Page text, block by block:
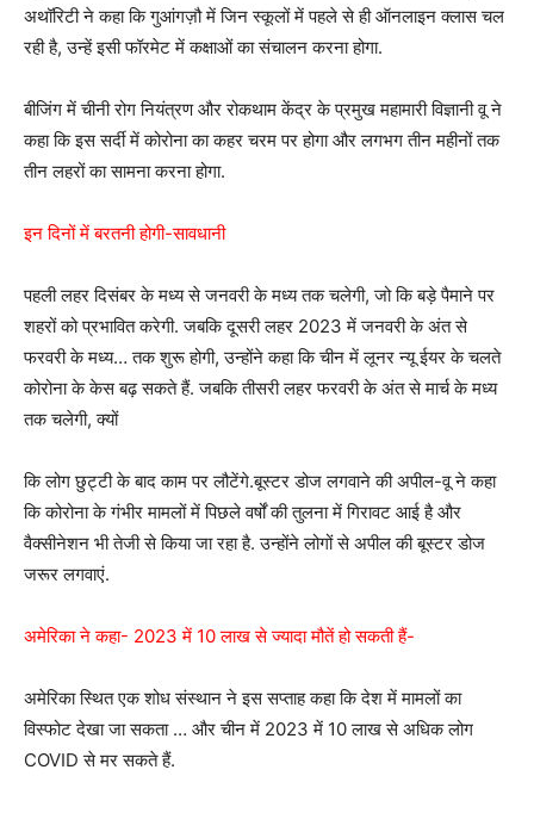
अथॉरिटी ने कहा कि गुआंगज़ौ में जिन स्कूलों में पहले से ही ऑनलाइन क्लास चल
रही है, उन्हें इसी फॉरमेट में कक्षाओं का संचालन करना होगा.
बीजिंग में चीनी रोग नियंत्रण और रोकथाम केंद्र के प्रमुख महामारी विज्ञानी वू ने
कहा कि इस सर्दी में कोरोना का कहर चरम पर होगा और लगभग तीन महीनों तक
तीन लहरों का सामना करना होगा.
इन दिनों में बरतनी होगी-सावधानी
पहली लहर दिसंबर के मध्य से जनवरी के मध्य तक चलेगी, जो कि बड़े पैमाने पर
शहरों को प्रभावित करेगी. जबकि दूसरी लहर 2023 में जनवरी के अंत से
फरवरी के मध्य… तक शुरू होगी, उन्होंने कहा कि चीन में लूनर न्यू ईयर के चलते
कोरोना के केस बढ़ सकते हैं. जबकि तीसरी लहर फरवरी के अंत से मार्च के मध्य
तक चलेगी, क्यों
कि लोग छुट्टी के बाद काम पर लौटेंगे.बूस्टर डोज लगवाने की अपील-वू ने कहा
कि कोरोना के गंभीर मामलों में पिछले वर्षों की तुलना में गिरावट आई है और
वैक्सीनेशन भी तेजी से किया जा रहा है. उन्होंने लोगों से अपील की बूस्टर डोज
जरूर लगवाएं.
अमेरिका ने कहा- 2023 में 10 लाख से ज्यादा मौतें हो सकती हैं-
अमेरिका स्थित एक शोध संस्थान ने इस सप्ताह कहा कि देश में मामलों का
विस्फोट देखा जा सकता … और चीन में 2023 में 10 लाख से अधिक लोग
COVID से मर सकते हैं.